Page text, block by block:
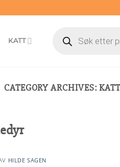
KATT
search
CATEGORY ARCHIVES:KATT
HILDE SAGEN